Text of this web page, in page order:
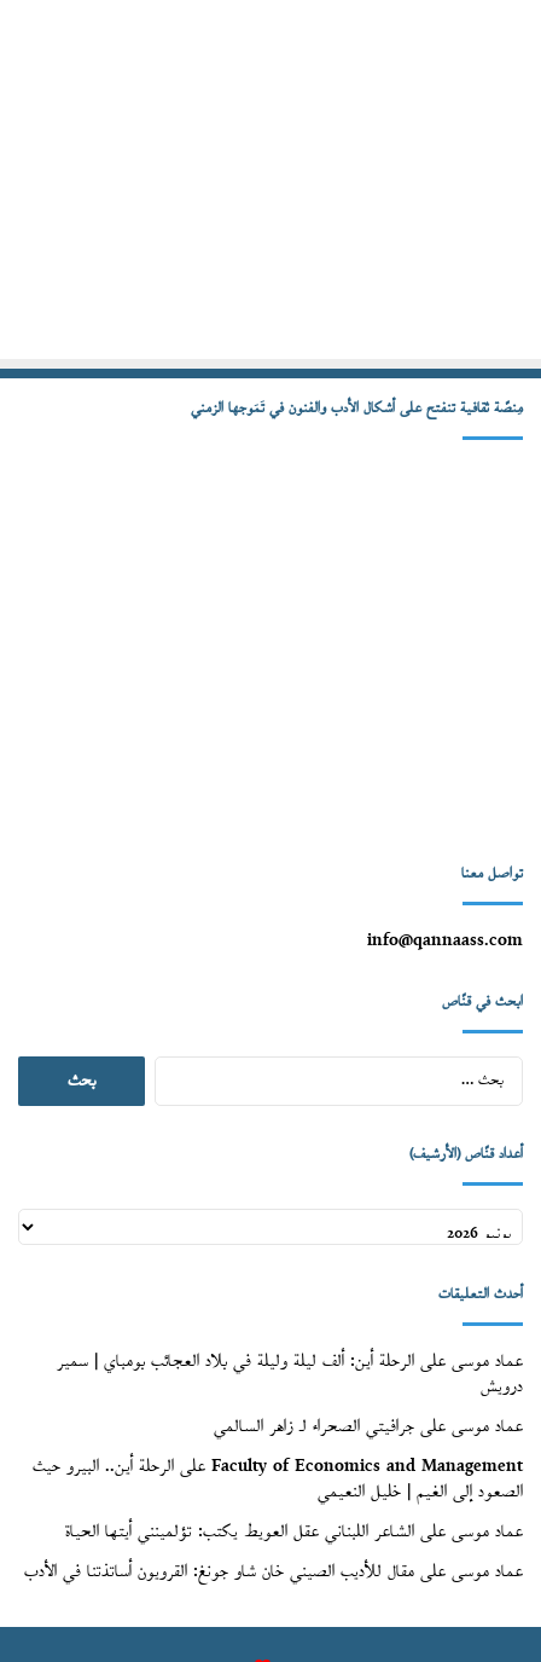
مِنصّة ثقافية تنفتح على أشكال الأدب والفنون في تَمَوجها الزمني
تواصل معنا
info@qannaass.com
ابحث في قنّاص
البحث
عن:
أعداد قنّاص (الأرشيف)
أعداد
قنّاص
(الأرشيف)
أحدث التعليقات
عماد موسىعلىالرحلة أين: ألف ليلة وليلة في بلاد العجائب بومباي | سمير
درويش
عماد موسىعلىجرافيتي الصحراء لـ زاهر السالمي
Faculty of Economics and Managementعلىالرحلة أين.. البيرو حيث
الصعود إلى الغيم | خليل النعيمي
عماد موسىعلىالشاعر اللبناني عقل العويط يكتب: تؤلمينني أيتها الحياة
عماد موسىعلىمقال للأديب الصيني خان شاو جونغ: القرويون أساتذتنا في الأدب